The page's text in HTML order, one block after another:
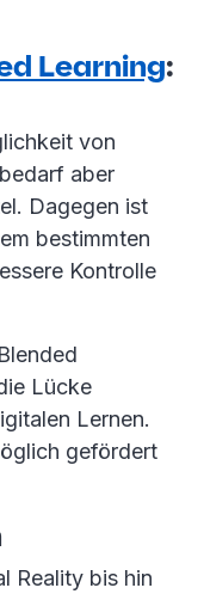
Learning:
von
aber
Dagegen ist
bestimmten
Kontrolle
Lücke
Lernen.
gefördert
Reality bis hin